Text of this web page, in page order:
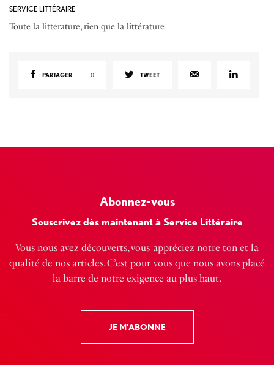
SERVICE LITTÉRAIRE
Toute la littérature, rien que la littérature
PARTAGER 0 TWEET
Abonnez-vous
Souscrivez dès maintenant à Service Littéraire
Vous nous avez découverts, vous appréciez notre ton et la
qualité de nos articles. C’est pour vous que nous avons placé
la barre de notre exigence au plus haut.
JE M'ABONNE